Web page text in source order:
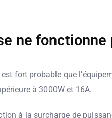
ne fonctionne
fort probable que
à 3000W et 16A.
à la surcharge de